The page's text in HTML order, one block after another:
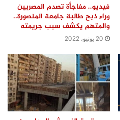
فيديو.. مفاجأة تصدم المصريين
وراء ذبح طالبة جامعة المنصورة..
والمتهم يكشف سبب جريمته
20 يونيو، 2022